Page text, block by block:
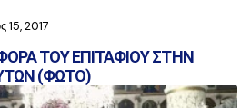
15, 2017
ΤΟΥ ΕΠΙΤΑΦΙΟΥ ΣΤΗΝ
(ΦΩΤΟ)